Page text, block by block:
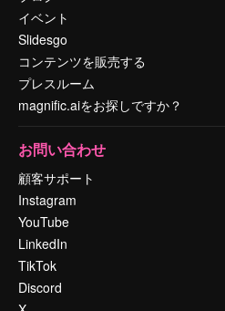
イベント
Slidesgo
コンテンツを販売する
プレスルーム
magnific.aiをお探しですか？
お問い合わせ
顧客サポート
Instagram
YouTube
LinkedIn
TikTok
Discord